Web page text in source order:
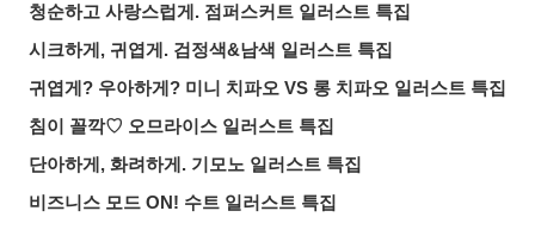
청순하고 사랑스럽게. 점퍼스커트 일러스트 특집
시크하게, 귀엽게. 검정색&남색 일러스트 특집
귀엽게? 우아하게? 미니 치파오 VS 롱 치파오 일러스트 특집
침이 꼴깍♡ 오므라이스 일러스트 특집
단아하게, 화려하게. 기모노 일러스트 특집
비즈니스 모드 ON! 수트 일러스트 특집